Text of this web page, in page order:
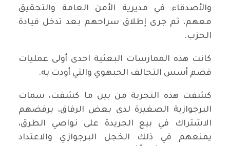
والأصدقاء في مديرية الأمن العامة والتحقيق
معهم، ثم جرى إطلاق سراحهم بعد تدخل قيادة
الحزب.
كانت هذه الممارسات البعثية احدى أولى عمليات
قضم أسس التحالف الجبهوي والتي أودت به.
كشفت هذه التجربة من بين ما كشفت، سمات
البرجوازية الصغيرة لدى بعض الرفاق، برفضهم
الاشتراك في بيع الجريدة على نواصي الطرق،
يمنعهم في ذلك الخجل البرجوازي والاعتداد